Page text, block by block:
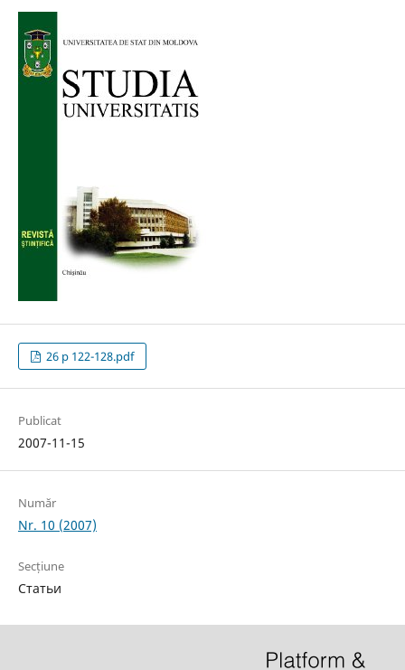
26 p 122-128.pdf
Publicat
2007-11-15
Număr
Nr. 10 (2007)
Secțiune
Статьи